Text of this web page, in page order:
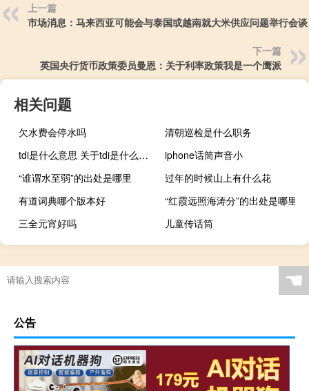
上一篇
市场消息：马来西亚可能会与泰国或越南就大米供应问题举行会谈
下一篇
英国央行货币政策委员曼恩：关于利率政策我是一个鹰派
相关问题
欠水费会停水吗
清朝巡检是什么职务
tdi是什么意思 关于tdi是什么意思的介绍
iphone话筒声音小
“谁谓水至弱”的出处是哪里
过年的时候山上有什么花
有道词典哪个版本好
“红霞远照海涛分”的出处是哪里
三全元宵好吗
儿童传话筒
☚
公告